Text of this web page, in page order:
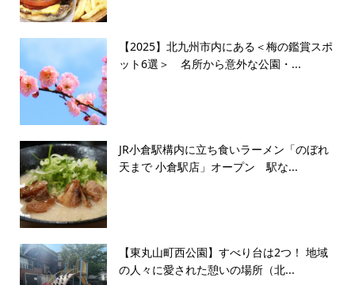
【2025】北九州市内にある＜梅の鑑賞スポ
ット6選＞ 名所から意外な公園・...
JR小倉駅構内に立ち食いラーメン「のぼれ
天まで 小倉駅店」オープン 駅な...
【東丸山町西公園】すべり台は2つ！ 地域
の人々に愛された憩いの場所（北...